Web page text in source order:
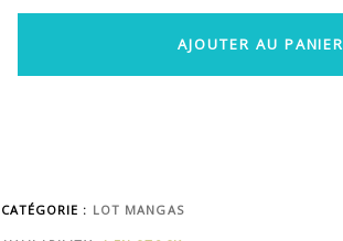
AJOUTER AU PANIER
CATÉGORIE : LOT MANGAS